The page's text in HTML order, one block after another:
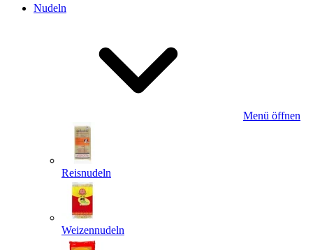
Nudeln
Menü öffnen
Reisnudeln
Weizennudeln